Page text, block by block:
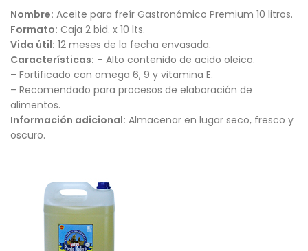
Nombre: Aceite para freír Gastronómico Premium 10 litros.
Formato: Caja 2 bid. x 10 lts.
Vida útil: 12 meses de la fecha envasada.
Características: – Alto contenido de acido oleico.
– Fortificado con omega 6, 9 y vitamina E.
– Recomendado para procesos de elaboración de
alimentos.
Información adicional: Almacenar en lugar seco, fresco y
oscuro.